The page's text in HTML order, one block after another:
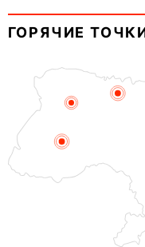
ГОРЯЧИЕ